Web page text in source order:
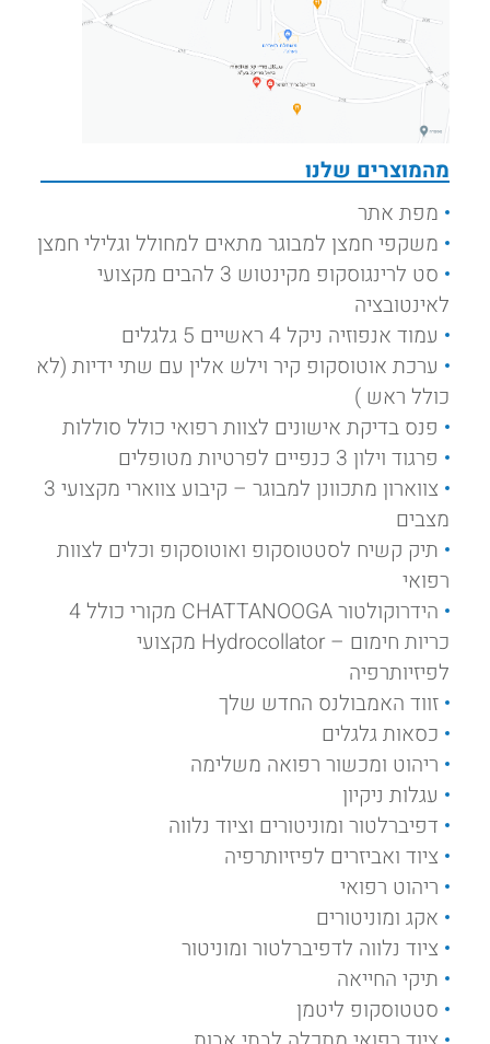
מהמוצרים שלנו
מפת אתר
משקפי חמצן למבוגר מתאים למחולל וגלילי חמצן
סט לרינגוסקופ מקינטוש 3 להבים מקצועי
לאינטובציה
עמוד אנפוזיה ניקל 4 ראשיים 5 גלגלים
ערכת אוטוסקופ קיר וילש אלין עם שתי ידיות (לא
כולל ראש )
פנס בדיקת אישונים לצוות רפואי כולל סוללות
פרגוד וילון 3 כנפיים לפרטיות מטופלים
צווארון מתכוונן למבוגר – קיבוע צווארי מקצועי 3
מצבים
תיק קשיח לסטטוסקופ ואוטוסקופ וכלים לצוות
רפואי
הידרוקולטור CHATTANOOGA מקורי כולל 4
כריות חימום – Hydrocollator מקצועי
לפיזיותרפיה
זווד האמבולנס החדש שלך
כסאות גלגלים
ריהוט ומכשור רפואה משלימה
עגלות ניקיון
דפיברלטור ומוניטורים וציוד נלווה
ציוד ואביזרים לפיזיותרפיה
ריהוט רפואי
אקג ומוניטורים
ציוד נלווה לדפיברלטור ומוניטור
תיקי החייאה
סטטוסקופ ליטמן